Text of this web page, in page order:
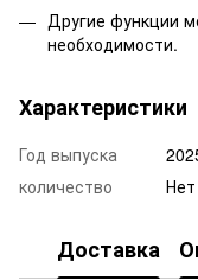
Другие функции
необходимости.
Характеристики
Год выпуска
количество
Нет
Доставка